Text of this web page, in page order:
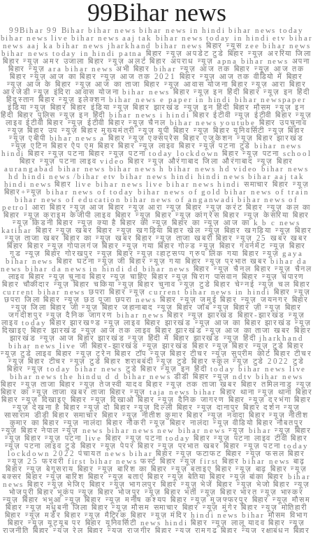
99Bihar news
99Bihar 99 Bihar bihar news bihar news in hindi bihar news today
bihar news live bihar news aaj tak bihar news today in hindi etv bihar
news aaj ka bihar news jharkhand bihar news बिहार न्यूस zee bihar news
bihar news today in hindi patna बिहार न्यूज़ अपडेट टुडे बिहार न्यूज़ अररिया जिला
बिहार न्यूज़ अमर उजाला बिहार न्यूज़ अलर्ट बिहार अपराध न्यूज़ apna bihar news अपना
बिहार न्यूज़ ara bihar news अभी बिहार bihar न्यूज़ आज तक बिहार न्यूज़ आज तक
बिहार न्यूज़ आज का बिहार न्यूज़ आज तक 2021 बिहार न्यूज़ आज तक वीडियो में बिहार
न्यूज़ आज के बिहार न्यूज़ आज का ताजा बिहार न्यूज़ आवास योजना बिहार न्यूज़ आरा बिहार
आरजेडी न्यूज़ इंदिरा आवास योजना bihar news बिहार न्यूज़ इन हिंदी बिहार न्यूज़ इन हिंदी
हिंदुस्तान बिहार न्यूज़ इलेक्शन bihar news e paper in hindi bihar newspaper
इंडिया न्यूज़ बिहार बिहार इंडिया न्यूज़ बिहार झारखंड न्यूज़ इन हिंदी बिहार मौसम न्यूज़ इन
हिंदी बिहार पुलिस न्यूज़ इन हिंदी bihar news i hindi बिहार ईटीवी न्यूज़ ईटीवी बिहार न्यूज़
लाइव ईटीवी बिहार न्यूज़ ईटीवी बिहार न्यूज़ चैनल bihar news youtube बिहार उपचुनाव
न्यूज़ बिहार उप न्यूज़ बिहार मुख्यमंत्री न्यूज़ यूपी बिहार न्यूज़ बिहार यूनिवर्सिटी न्यूज़ बिहार
न्यूज़ एबीपी bihar news a बिहार न्यूज़ एक्सप्रेस बिहार एजुकेशन न्यूज़ बिहार झारखंड
न्यूज़ एटिन बिहार ऐप एम बिहार बिहार न्यूज़ लाइव बिहार न्यूज़ पटना टुडे bihar news
hindi बिहार न्यूज़ पटना बिहार न्यूज़ पटना today lockdown बिहार न्यूज़ पटना school
बिहार न्यूज़ पटना लाइव video बिहार न्यूज़ औरंगाबाद जिला औरंगाबाद न्यूज़ बिहार
aurangabad bihar news bihar news h bihar news hd video bihar news
hd hindi news /bihar etv bihar news hindi hindi news bihar aaj tak
hindi news बिहार live bihar news live bihar news hindi समाचार बिहार न्यूज़
बिहार+न्यूज़ bihar news of today bihar news of gold bihar news of train
bihar news of education bihar news of anganwadi bihar news of
petrol आरा बिहार न्यूज़ आज बिहार न्यूज़ आरा न्यूज़ बिहार न्यूज़ करंट बिहार न्यूज़ कल का
बिहार न्यूज़ क्राइम केजीपी लाइव बिहार न्यूज़ बिहार न्यूज़ कांग्रेस बिहार न्यूज़ केसरिया बिहार
न्यूज़ किडनी बिहार न्यूज़ क्या है बिहार की न्यूज़ बिहार का न्यूज़ आज का k b c news
katihar बिहार न्यूज़ खबर बिहार न्यूज़ खगड़िया बिहार खेल न्यूज़ बिहार खगड़िया न्यूज़ बिहार
न्यूज़ ताजा खबर बिहार का न्यूज़ खबर बिहार न्यूज़ ताजा खबरी बिहार न्यूज़ 25 खबर खबर
बिहार बिहार न्यूज़ गोपालगंज बिहार न्यूज़ गया बिहार गोल्ड न्यूज़ बिहार गवर्नमेंट न्यूज़ बिहार
गुड न्यूज़ बिहार गोरखपुर न्यूज़ बिहार न्यूज़ व्हाट्सप्प ग्रुप लिंक गया बिहार न्यूज़ gaya
bihar news बिहार घटना न्यूज़ जी बिहार न्यूज़ गया बिहार न्यूज़ प्रभात खबर bihar da
news bihar da news in hindi dd bihar news बिहार न्यूज़ चैनल बिहार न्यूज़ चैनल
लाइव बिहार न्यूज़ चुनाव बिहार न्यूज़ चाहिए बिहार न्यूज़ चिराग पासवान बिहार न्यूज़ चंपारण
बिहार चौकीदार न्यूज़ बिहार चकिया न्यूज़ बिहार चुनाव न्यूज़ टुडे बिहार चेन्नई न्यूज़ चल बिहार
current bihar news छपरा बिहार न्यूज़ current bihar news in hindi बिहार न्यूज़
छपरा जिला बिहार न्यूज़ छठ पूजा छपरा news बिहार न्यूज़ जमुई बिहार न्यूज़ जयनगर बिहार
न्यूज़ जिला बिहार जी न्यूज़ बिहार जहानाबाद न्यूज़ बिहार जॉब न्यूज़ बिहार ज़ी न्यूज़ बिहार
जगदीशपुर न्यूज़ दैनिक जागरण bihar news बिहार न्यूज़ झारखंड बिहार-झारखंड न्यूज़
लाइव today बिहार झारखण्ड न्यूज़ लाइव बिहार झारखंड न्यूज़ आज का बिहार झारखंड न्यूज़
दिखाइए बिहार झारखंड न्यूज़ आज तक लाइव बिहार झारखंड न्यूज़ आज का ताजा खबर बिहार
झारखंड न्यूज़ आज बिहार झारखंड न्यूज़ हिंदी में बिहार झारखंड न्यूज़ हिंदी jharkhand
bihar news live जी बिहार-झारखंड न्यूज़ झारखंड बिहार न्यूज़ बिहार न्यूज़ टुडे बिहार
न्यूज़ टुडे लाइव बिहार न्यूज़ ट्रेन बिहार टॉप न्यूज़ बिहार टीचर न्यूज़ सुप्रीम कोर्ट बिहार टीचर
न्यूज़ बिहार टीचर न्यूज़ टुडे बिहार शराबबंदी न्यूज़ टुडे बिहार स्कूल न्यूज़ टुडे 2022 टुडे
बिहार न्यूज़ today bihar news टुडे बिहार न्यूज़ इन हिंदी today bihar news live
bihar news the hindu d d bihar news डीडी बिहार न्यूज़ ndtv bihar news
बिहार न्यूज़ ताजा बिहार न्यूज़ तेजस्वी यादव बिहार न्यूज़ तक ताजा खबर बिहार तमिलनाडु न्यूज़
बिहार का न्यूज़ ताजा खबर ताजा बिहार न्यूज़ taja news bihar बिहार थाना न्यूज़ थाना बिहार
बिहार न्यूज़ दिखाइए बिहार न्यूज़ दिखाओ बिहार न्यूज़ दैनिक जागरण बिहार न्यूज़ दरभंगा बिहार
न्यूज़ देखना है बिहार न्यूज़ दो बिहार न्यूज़ दिल्ली बिहार न्यूज़ दानापुर बिहार दर्शन न्यूज़
सासाराम डीडी बिहार समाचार बिहार न्यूज़ नीतीश कुमार बिहार न्यूज़ नवादा बिहार न्यूज़ नीतीश
कुमार का बिहार न्यूज़ नालंदा बिहार नौकरी न्यूज़ बिहार नालंदा न्यूज़ वीडियो बिहार नौबतपुर
न्यूज़ बिहार नेपाल न्यूज़ news bihar news new bihar news न्यूज़ bihar न्यूज़ बिहार
न्यूज़ बिहार न्यूज़ पटना live बिहार न्यूज़ पटना today बिहार न्यूज़ पटना लाइव टीवी बिहार
न्यूज़ पटना लाइव टुडे बिहार न्यूज़ पेपर बिहार न्यूज़ प्रभात खबर बिहार न्यूज़ पटना today
lockdown 2022 पंचायत news bihar बिहार न्यूज़ फटाफट बिहार न्यूज़ फसल बिहार
न्यूज़ 25 फरवरी first bihar news फर्स्ट बिहार न्यूज़ first बिहार bihar news बाढ़
बिहार न्यूज़ बेगूसराय बिहार न्यूज़ बारिश का बिहार न्यूज़ बताइए बिहार न्यूज़ बाढ़ बिहार न्यूज़
बक्सर बिहार न्यूज़ बारिश बिहार न्यूज़ बताएं बिहार न्यूज़ बेतिया बिहार न्यूज़ बांका बिहार bihar
news बिहार न्यूज़ भेजिए बिहार न्यूज़ भागलपुर बिहार न्यूज़ भेजें बिहार न्यूज़ भेजो बिहार न्यूज़
भोजपुरी बिहार भूकंप न्यूज़ बिहार भोजपुर न्यूज़ बिहार भर्ती न्यूज़ बिहार भारत न्यूज़ भास्कर
न्यूज़ बिहार भभुआ न्यूज़ बिहार न्यूज़ मनीष कश्यप बिहार न्यूज़ मुजफ्फरपुर बिहार न्यूज़ मौसम
बिहार न्यूज़ मधुबनी जिला बिहार न्यूज़ मौसम समाचार बिहार न्यूज़ मुंगेर बिहार न्यूज़ मोतिहारी
बिहार न्यूज़ मर्डर बिहार न्यूज़ मैट्रिक बिहार न्यूज़ मंदिर hindi news bihar मौसम विभाग
बिहार न्यूज़ यूट्यूब पर बिहार यूनिवर्सिटी news hindi बिहार न्यूज़ लालू यादव बिहार न्यूज़
राजनीति बिहार न्यूज़ रेल बिहार न्यूज़ राजगीर बिहार न्यूज़ रामगढ़ बिहार न्यूज़ रक्षाबंधन बिहार